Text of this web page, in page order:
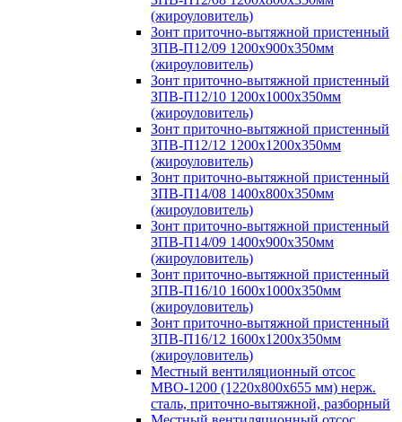
(жироуловитель)
Зонт приточно-вытяжной пристенный
ЗПВ-П12/09 1200х900х350мм
(жироуловитель)
Зонт приточно-вытяжной пристенный
ЗПВ-П12/10 1200х1000х350мм
(жироуловитель)
Зонт приточно-вытяжной пристенный
ЗПВ-П12/12 1200х1200х350мм
(жироуловитель)
Зонт приточно-вытяжной пристенный
ЗПВ-П14/08 1400х800х350мм
(жироуловитель)
Зонт приточно-вытяжной пристенный
ЗПВ-П14/09 1400х900х350мм
(жироуловитель)
Зонт приточно-вытяжной пристенный
ЗПВ-П16/10 1600х1000х350мм
(жироуловитель)
Зонт приточно-вытяжной пристенный
ЗПВ-П16/12 1600х1200х350мм
(жироуловитель)
Местный вентиляционный отсос
МВО-1200 (1220х800х655 мм) нерж.
сталь, приточно-вытяжной, разборный